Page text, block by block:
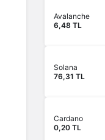
Avalanche
6,48 TL
Solana
76,31 TL
Cardano
0,20 TL